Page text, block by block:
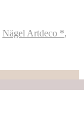
Nägel Artdeco *,